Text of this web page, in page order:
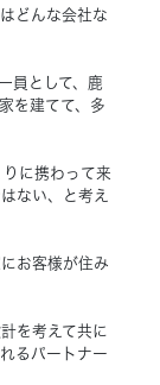
どんな会社な
員として、鹿
を建てて、多
に携わって来
ない、と考え
お客様が住み
を考えて共に
るパートナー